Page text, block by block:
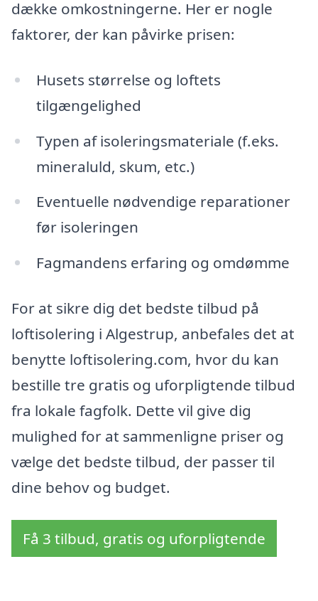
dække omkostningerne. Her er nogle
faktorer, der kan påvirke prisen:
Husets størrelse og loftets
tilgængelighed
Typen af isoleringsmateriale (f.eks.
mineraluld, skum, etc.)
Eventuelle nødvendige reparationer
før isoleringen
Fagmandens erfaring og omdømme
For at sikre dig det bedste tilbud på
loftisolering i Algestrup, anbefales det at
benytte loftisolering.com, hvor du kan
bestille tre gratis og uforpligtende tilbud
fra lokale fagfolk. Dette vil give dig
mulighed for at sammenligne priser og
vælge det bedste tilbud, der passer til
dine behov og budget.
Få 3 tilbud, gratis og uforpligtende